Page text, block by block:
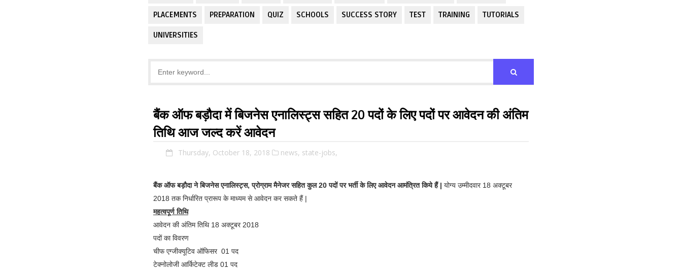
PLACEMENTS PREPARATION QUIZ SCHOOLS SUCCESS STORY TEST TRAINING TUTORIALS
UNIVERSITIES
बैंक ऑफ बड़ौदा में बिजनेस एनालिस्ट्स सहित 20 पदों के लिए पदों पर आवेदन की अंतिम
तिथि आज जल्द करें आवेदन
Thursday, October 18, 2018 news, state-jobs,
बैंक ऑफ बड़ौदा ने बिजनेस एनालिस्ट्स, प्रोग्राम मैनेजर सहित कुल 20 पदों पर भर्ती के लिए आवेदन आमंत्रित किये हैं | योग्य उम्मीदवार 18 अक्टूबर
2018 तक निर्धारित प्रारूप के माध्यम से आवेदन कर सकते हैं |
महत्वपूर्ण तिथि
आवेदन की अंतिम तिथि 18 अक्टूबर 2018
पदों का विवरण
चीफ एग्जीक्यूटिव ऑफिसर 01 पद
टेक्नोलोजी आर्किटेक्ट लीड 01 पद